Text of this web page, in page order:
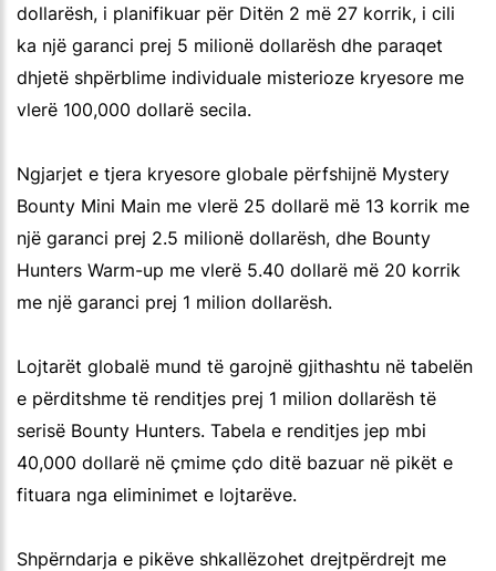
dollarësh, i planifikuar për Ditën 2 më 27 korrik, i cili
ka një garanci prej 5 milionë dollarësh dhe paraqet
dhjetë shpërblime individuale misterioze kryesore me
vlerë 100,000 dollarë secila.
Ngjarjet e tjera kryesore globale përfshijnë Mystery
Bounty Mini Main me vlerë 25 dollarë më 13 korrik me
një garanci prej 2.5 milionë dollarësh, dhe Bounty
Hunters Warm-up me vlerë 5.40 dollarë më 20 korrik
me një garanci prej 1 milion dollarësh.
Lojtarët globalë mund të garojnë gjithashtu në tabelën
e përditshme të renditjes prej 1 milion dollarësh të
serisë Bounty Hunters. Tabela e renditjes jep mbi
40,000 dollarë në çmime çdo ditë bazuar në pikët e
fituara nga eliminimet e lojtarëve.
Shpërndarja e pikëve shkallëzohet drejtpërdrejt me